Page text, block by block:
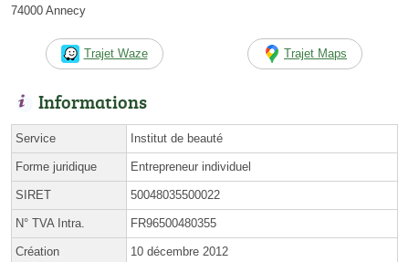
74000 Annecy
Trajet Waze Trajet Maps
Informations
Service Institut de beauté
Forme juridique Entrepreneur individuel
SIRET 50048035500022
N° TVA Intra. FR96500480355
Création 10 décembre 2012